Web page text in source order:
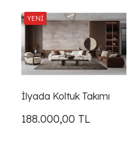
İlyada Koltuk Takımı
188.000,00 TL